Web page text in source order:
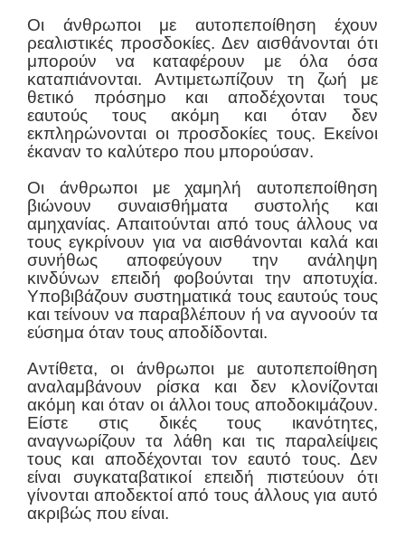
Οι άνθρωποι με αυτοπεποίθηση έχουν
ρεαλιστικές προσδοκίες. Δεν αισθάνονται ότι
μπορούν να καταφέρουν με όλα όσα
καταπιάνονται. Αντιμετωπίζουν τη ζωή με
θετικό πρόσημο και αποδέχονται τους
εαυτούς τους ακόμη και όταν δεν
εκπληρώνονται οι προσδοκίες τους. Εκείνοι
έκαναν το καλύτερο που μπορούσαν.
Οι άνθρωποι με χαμηλή αυτοπεποίθηση
βιώνουν συναισθήματα συστολής και
αμηχανίας. Απαιτούνται από τους άλλους να
τους εγκρίνουν για να αισθάνονται καλά και
συνήθως αποφεύγουν την ανάληψη
κινδύνων επειδή φοβούνται την αποτυχία.
Υποβιβάζουν συστηματικά τους εαυτούς τους
και τείνουν να παραβλέπουν ή να αγνοούν τα
εύσημα όταν τους αποδίδονται.
Αντίθετα, οι άνθρωποι με αυτοπεποίθηση
αναλαμβάνουν ρίσκα και δεν κλονίζονται
ακόμη και όταν οι άλλοι τους αποδοκιμάζουν.
Είστε στις δικές τους ικανότητες,
αναγνωρίζουν τα λάθη και τις παραλείψεις
τους και αποδέχονται τον εαυτό τους. Δεν
είναι συγκαταβατικοί επειδή πιστεύουν ότι
γίνονται αποδεκτοί από τους άλλους για αυτό
ακριβώς που είναι.